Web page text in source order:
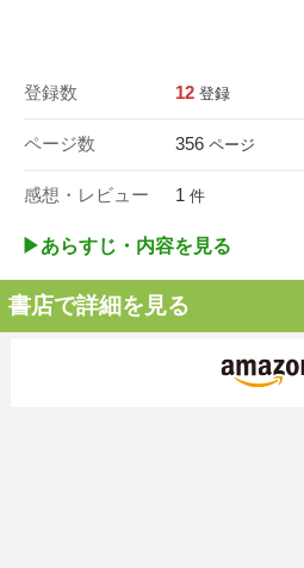
登録数 12 登録
ページ数 356 ページ
感想・レビュー 1 件
▶︎あらすじ・内容を見る
書店で詳細を見る